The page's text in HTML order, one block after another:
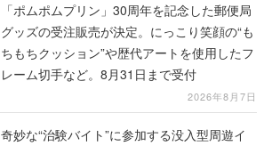
「ポムポムプリン」30周年を記念した郵便局
グッズの受注販売が決定。にっこり笑顔の“も
ちもちクッション”や歴代アートを使用したフ
レーム切手など。8月31日まで受付
2026年8月7日
奇妙な“治験バイト”に参加する没入型周遊イ